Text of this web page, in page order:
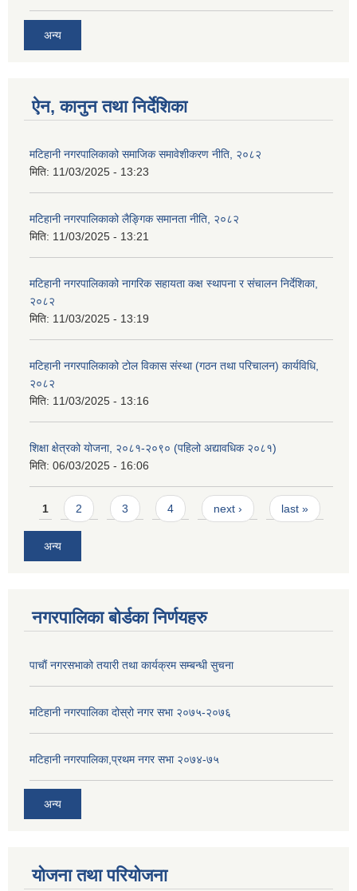
अन्य
ऐन, कानुन तथा निर्देशिका
मटिहानी नगरपालिकाको समाजिक समावेशीकरण नीति, २०८२
मिति: 11/03/2025 - 13:23
मटिहानी नगरपालिकाको लैङ्गिक समानता नीति, २०८२
मिति: 11/03/2025 - 13:21
मटिहानी नगरपालिकाको नागरिक सहायता कक्ष स्थापना र संचालन निर्देशिका,
२०८२
मिति: 11/03/2025 - 13:19
मटिहानी नगरपालिकाको टोल विकास संस्था (गठन तथा परिचालन) कार्यविधि,
२०८२
मिति: 11/03/2025 - 13:16
शिक्षा क्षेत्रको योजना, २०८१-२०९० ‌‍(पहिलो अद्यावधिक २०८१)
मिति: 06/03/2025 - 16:06
Pages
1 2 3 4 next › last »
अन्य
नगरपालिका बोर्डका निर्णयहरु
पाचाैं नगरसभाको तयारी तथा कार्यक्रम सम्बन्धी सुचना
मटिहानी नगरपालिका दोस्रो नगर सभा २०७५-२०७६
मटिहानी नगरपालिका,प्रथम नगर सभा २०७४-७५
अन्य
योजना तथा परियोजना